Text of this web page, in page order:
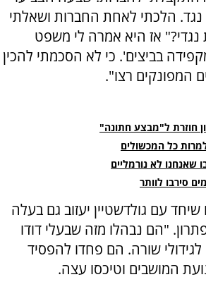
הלכתי לאחת החברות ושאלתי
אז היא אמרה לי משפט
בביצים'. כי לא הסכמתי להכין
המפונקים רצו".
חוזרת ל"מבצע חתונה"
כל המכשולים
שאנחנו לא נורמליים
סירבו לוותר
עם גולדשטיין יעזוב גם בעלה
"הם נבהלו מזה שבעלי דודו
לגידולי שורה. הם פחדו להפסיד
המושבים וטיכסו עצה.